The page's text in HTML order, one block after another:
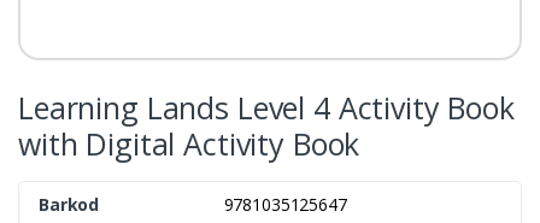
Learning Lands Level 4 Activity Book
with Digital Activity Book
Barkod
9781035125647